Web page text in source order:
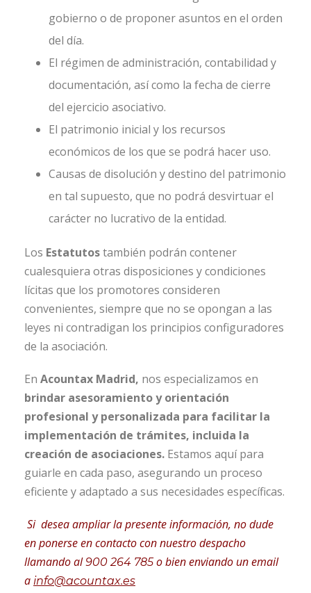
gobierno o de proponer asuntos en el orden
del día.
El régimen de administración, contabilidad y
documentación, así como la fecha de cierre
del ejercicio asociativo.
El patrimonio inicial y los recursos
económicos de los que se podrá hacer uso.
Causas de disolución y destino del patrimonio
en tal supuesto, que no podrá desvirtuar el
carácter no lucrativo de la entidad.
Los Estatutostambién podrán contener
cualesquiera otras disposiciones y condiciones
lícitas que los promotores consideren
convenientes, siempre que no se opongan a las
leyes ni contradigan los principios configuradores
de la asociación.
En Acountax Madrid, nos especializamos en
brindar asesoramiento y orientación
profesional y personalizada para facilitar la
implementación de trámites, incluida la
creación de asociaciones. Estamos aquí para
guiarle en cada paso, asegurando un proceso
eficiente y adaptado a sus necesidades específicas.
Si desea ampliar la presente información, no dude
en ponerse en contacto con nuestro despacho
llamando al900 264 785o bien enviando un email
a info@acountax.es